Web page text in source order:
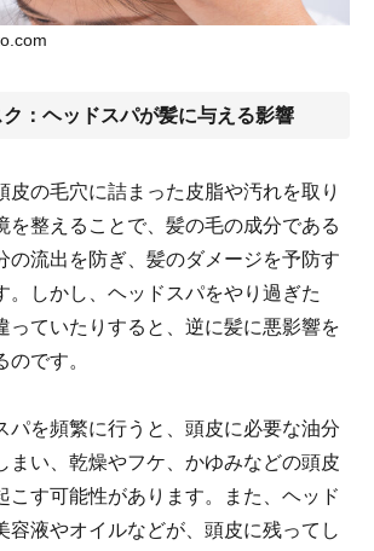
：ヘッドスパが髪に与える影響
皮の毛穴に詰まった皮脂や汚れを取り
を整えることで、髪の毛の成分である
の流出を防ぎ、髪のダメージを予防す
。しかし、ヘッドスパをやり過ぎた
っていたりすると、逆に髪に悪影響を
のです。
パを頻繁に行うと、頭皮に必要な油分
まい、乾燥やフケ、かゆみなどの頭皮
こす可能性があります。また、ヘッド
容液やオイルなどが、頭皮に残ってし